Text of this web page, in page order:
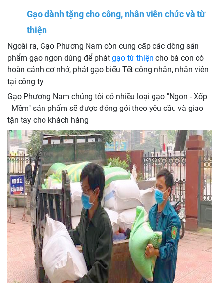
Gạo dành tặng cho công, nhân viên chức và từ
thiện
Ngoài ra, Gạo Phương Nam còn cung cấp các dòng sản
phẩm gạo ngon dùng để phát gạo từ thiện cho bà con có
hoàn cảnh cơ nhở, phát gạo biếu Tết công nhân, nhân viên
tại công ty
Gạo Phương Nam chúng tôi có nhiều loại gạo "Ngon - Xốp
- Mềm" sản phẩm sẽ được đóng gói theo yêu cầu và giao
tận tay cho khách hàng